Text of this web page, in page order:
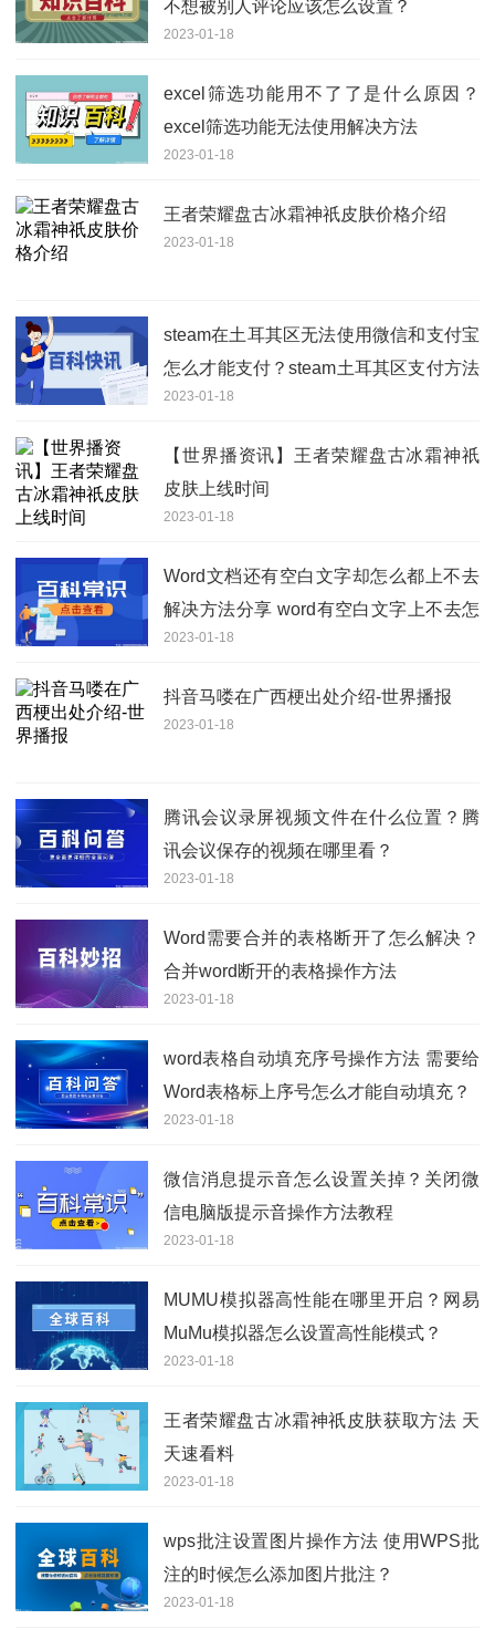
不想被别人评论应该怎么设置？
2023-01-18
excel筛选功能用不了了是什么原因？
excel筛选功能无法使用解决方法
2023-01-18
王者荣耀盘古冰霜神祇皮肤价格介绍
2023-01-18
steam在土耳其区无法使用微信和支付宝
怎么才能支付？steam土耳其区支付方法
分享
2023-01-18
【世界播资讯】王者荣耀盘古冰霜神祇
皮肤上线时间
2023-01-18
Word文档还有空白文字却怎么都上不去
解决方法分享 word有空白文字上不去怎
么办？
2023-01-18
抖音马喽在广西梗出处介绍-世界播报
2023-01-18
腾讯会议录屏视频文件在什么位置？腾
讯会议保存的视频在哪里看？
2023-01-18
Word需要合并的表格断开了怎么解决？
合并word断开的表格操作方法
2023-01-18
word表格自动填充序号操作方法 需要给
Word表格标上序号怎么才能自动填充？
2023-01-18
微信消息提示音怎么设置关掉？关闭微
信电脑版提示音操作方法教程
2023-01-18
MUMU模拟器高性能在哪里开启？网易
MuMu模拟器怎么设置高性能模式？
2023-01-18
王者荣耀盘古冰霜神祇皮肤获取方法 天
天速看料
2023-01-18
wps批注设置图片操作方法 使用WPS批
注的时候怎么添加图片批注？
2023-01-18